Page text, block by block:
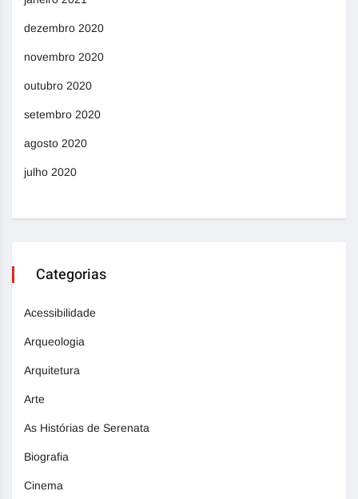
dezembro 2020
novembro 2020
outubro 2020
setembro 2020
agosto 2020
julho 2020
Categorias
Acessibilidade
Arqueologia
Arquitetura
Arte
As Histórias de Serenata
Biografia
Cinema